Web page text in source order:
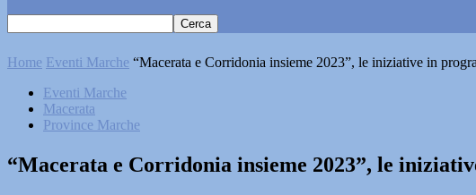
Home Eventi Marche “Macerata e Corridonia insieme 2023”, le iniziative in
Eventi Marche
Macerata
Province Marche
“Macerata e Corridonia insieme 2023”, le